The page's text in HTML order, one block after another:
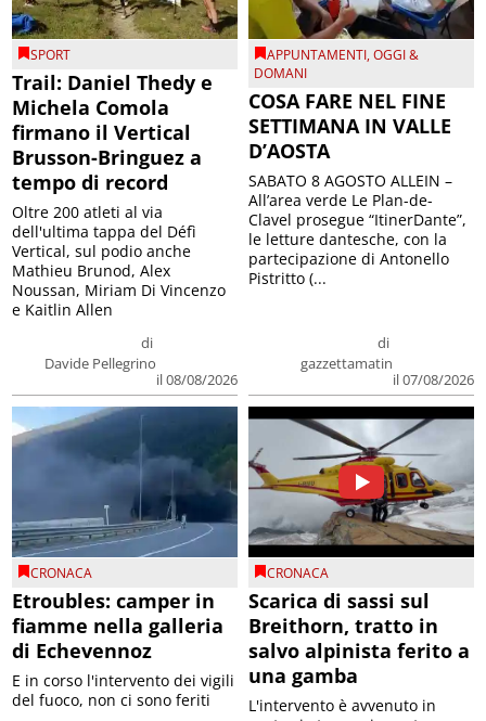
SPORT
Trail: Daniel Thedy e
Michela Comola
firmano il Vertical
Brusson-Bringuez a
tempo di record
di
Davide Pellegrino
il 08/08/2026
Oltre 200 atleti al via
dell'ultima tappa del Défì
Vertical, sul podio anche
Mathieu Brunod, Alex
Noussan, Miriam Di Vincenzo
e Kaitlin Allen
APPUNTAMENTI,OGGI &
DOMANI
COSA FARE NEL FINE
SETTIMANA IN VALLE
D’AOSTA
di
gazzettamatin
il 07/08/2026
SABATO 8 AGOSTO ALLEIN –
All’area verde Le Plan-de-
Clavel prosegue “ItinerDante”,
le letture dantesche, con la
partecipazione di Antonello
Pistritto (...
CRONACA
Etroubles: camper in
fiamme nella galleria
di Echevennoz
E in corso l'intervento dei vigili
del fuoco, non ci sono feriti
CRONACA
Scarica di sassi sul
Breithorn, tratto in
salvo alpinista ferito a
una gamba
L'intervento è avvenuto in